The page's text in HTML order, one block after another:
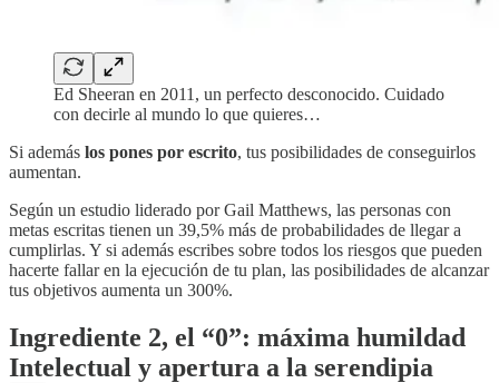
Ed Sheeran en 2011, un perfecto desconocido. Cuidado
con decirle al mundo lo que quieres…
Si además los pones por escrito, tus posibilidades de conseguirlos
aumentan.
Según un estudio liderado por Gail Matthews, las personas con
metas escritas tienen un 39,5% más de probabilidades de llegar a
cumplirlas. Y si además escribes sobre todos los riesgos que pueden
hacerte fallar en la ejecución de tu plan, las posibilidades de alcanzar
tus objetivos aumenta un 300%.
Ingrediente 2, el “0”: máxima humildad
Intelectual y apertura a la serendipia